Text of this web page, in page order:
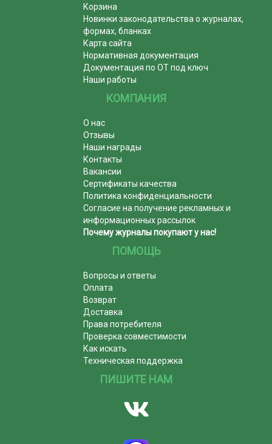
Корзина
Новинки законодательства о журналах,
формах, бланках
Карта сайта
Нормативная документация
Документация по ОТ под ключ
Наши работы
КОМПАНИЯ
О нас
Отзывы
Наши награды
Контакты
Вакансии
Сертификаты качества
Политика конфиденциальности
Согласие на получение рекламных и
информационных рассылок
Почему журналы покупают у нас!
ПОМОЩЬ
Вопросы и ответы
Оплата
Возврат
Доставка
Права потребителя
Проверка совместимости
Как искать
Техническая поддержка
ПИШИТЕ НАМ